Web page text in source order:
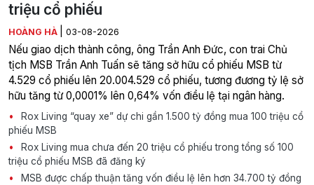
triệu cổ phiếu
HOÀNG HÀ 03-08-2026
Nếu giao dịch thành công, ông Trần Anh Đức, con trai Chủ
tịch MSB Trần Anh Tuấn sẽ tăng sở hữu cổ phiếu MSB từ
4.529 cổ phiếu lên 20.004.529 cổ phiếu, tương đương tỷ lệ sở
hữu tăng từ 0,0001% lên 0,64% vốn điều lệ tại ngân hàng.
Rox Living “quay xe” dự chi gần 1.500 tỷ đồng mua 100 triệu cổ
phiếu MSB
Rox Living mua chưa đến 20 triệu cổ phiếu trong tổng số 100
triệu cổ phiếu MSB đã đăng ký
MSB được chấp thuận tăng vốn điều lệ lên hơn 34.700 tỷ đồng